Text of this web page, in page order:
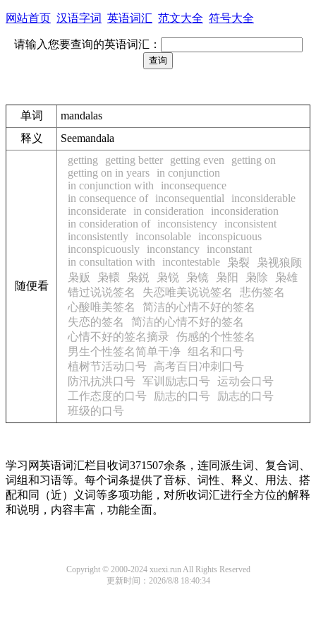
网站首页 汉语字词 英语词汇 范文大全 符号大全
请输入您要查询的英语词汇：
单词
mandalas
释义
Seemandala
随便看
getting getting better getting even
getting on
getting on in years
in conjunction
in conjunction with
inconsequence
in consequence of
inconsequential
inconsiderable
inconsiderate
in consideration
inconsideration
in consideration of
inconsistency
inconsistent
inconsistently
inconsolable
inconspicuous
inconspicuously
inconstancy
inconstant
in consultation with
incontestable 枭裂
枭视狼顾
枭贩
枭轘 枭鋭 枭锐 枭镜 枭阳 枭除
枭雄
错过说说签名
失恋唯美说说签名
悲伤签名
心酸唯美签名
简洁的心情不好的签名
失恋的签名
简洁的心情不好的签名
心情不好的签名摘录
伤感的个性签名
男生个性签名简单干净 组名和口号
植树节活动口号
高考百日冲刺口号
防汛抗洪口号 军训励志口号 运动会口号
工作态度的口号
励志的口号
励志的口号
班级的口号
学习网英语词汇栏目收词371507余条，连同派生词、复合词、
词组和习语等。每个词条提供了音标、词性、释义、用法、搭
配和同（近）义词等多项功能，对所收词汇进行全方位的解释
和说明，内容丰富，功能全面。
Copyright © 2000-2024 xuexi.run All Rights Reserved
更新时间：2026/8/8 18:40:34